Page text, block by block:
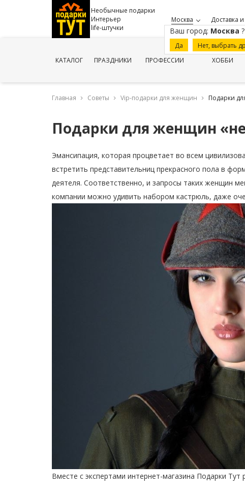
Необычные подарки
Интерьер
life-штучки
Москва
Ваш город: Москва ?
Да Нет, выбрать
Доставка
КАТАЛОГ ПРАЗДНИКИ ПРОФЕССИИ ХОББИ
Главная Советы Vip-подарки для женщин Подарки
Подарки для женщин
Эмансипация, которая процветает во всем
встретить представительниц прекрасного пола в
деятеля. Соответственно, и запросы таких женщин
компании можно удивить набором кастрюль, даже
Вместе с экспертами интернет-магазина Подарки